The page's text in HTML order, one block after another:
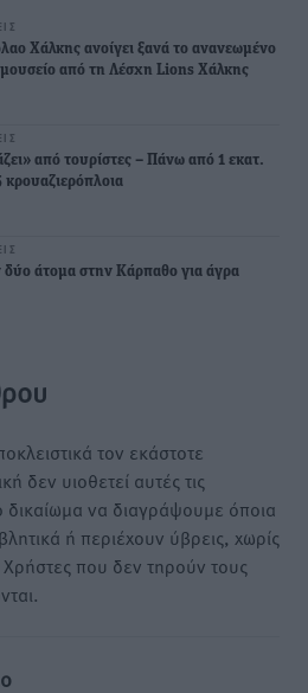
Χάλκης ανοίγει ξανά το ανανεωμένο
μουσείο από τη Λέσχη Lions Χάλκης
από τουρίστες – Πάνω από 1 εκατ.
κρουαζιερόπλοια
άτομα στην Κάρπαθο για άγρα
τον εκάστοτε
δεν υιοθετεί αυτές τις
δικαίωμα να διαγράψουμε όποια
ή περιέχουν ύβρεις, χωρίς
που δεν τηρούν τους